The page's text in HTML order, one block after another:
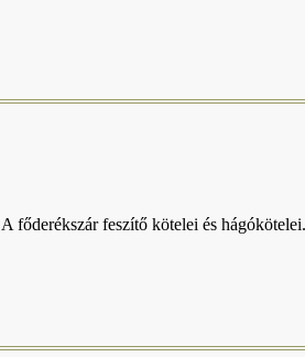
A főderékszár feszítő kötelei és hágókötelei.